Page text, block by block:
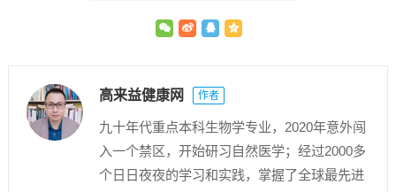
高来益健康网 作者
九十年代重点本科生物学专业，2020年意外闯
入一个禁区，开始研习自然医学；经过2000多
个日日夜夜的学习和实践，掌握了全球最先进